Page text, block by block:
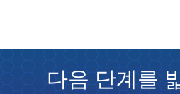
다음 단계를